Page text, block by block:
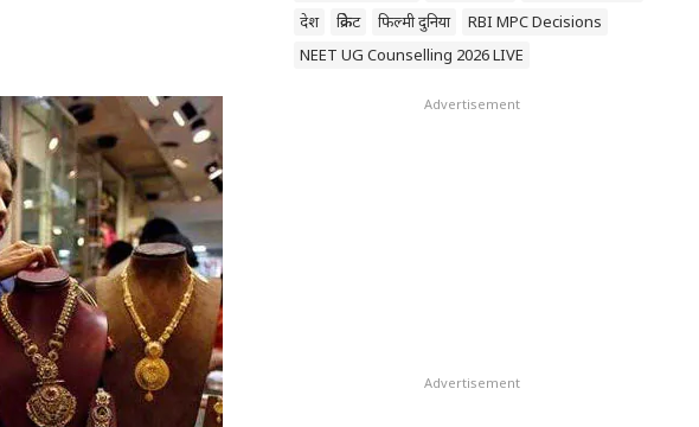
देश
क्रिकेट फिल्मी दुनिया
RBI MPC Decisions
NEET UG Counselling 2026 LIVE
Advertisement
Advertisement